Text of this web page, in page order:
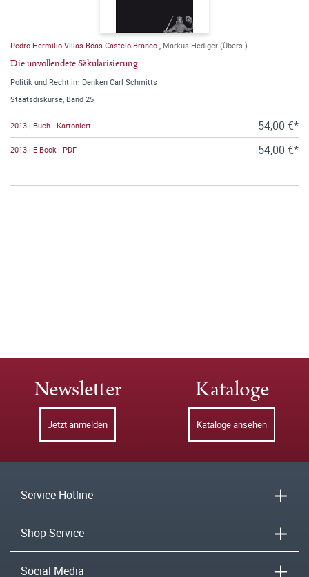
Pedro Hermílio Villas Bôas Castelo Branco Markus Hediger (Übers.)
Die unvollendete Säkularisierung
Politik und Recht im Denken Carl Schmitts
Staatsdiskurse, Band 25
2013 | Buch - Kartoniert 54,00 €*
2013 | E-Book - PDF 54,00 €*
Newsletter
Jetzt anmelden
Kataloge
Kataloge ansehen
Service-Hotline
Shop-Service
Social Media